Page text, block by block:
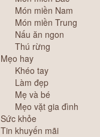
Món miền Nam
Món miền Trung
Nấu ăn ngon
Thú rừng
Mẹo hay
Khéo tay
Làm đẹp
Mẹ và bé
Mẹo vặt gia đình
Sức khỏe
Tin khuyến mãi